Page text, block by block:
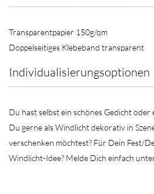
Transparentpapier 150g/qm
Doppelseitiges Klebeband transparent
Individualisierungsoptionen
Du hast selbst ein schönes Gedicht oder
Du gerne als Windlicht dekorativ in
verschenken möchtest? Für Dein Fest/
Windlicht-Idee? Melde Dich einfach